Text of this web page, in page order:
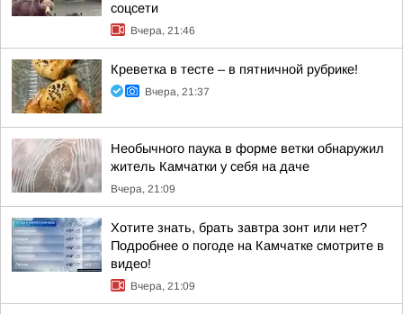
соцсети
Вчера, 21:46
Креветка в тесте – в пятничной рубрике!
Вчера, 21:37
Необычного паука в форме ветки обнаружил
житель Камчатки у себя на даче
Вчера, 21:09
Хотите знать, брать завтра зонт или нет?
Подробнее о погоде на Камчатке смотрите в
видео!
Вчера, 21:09